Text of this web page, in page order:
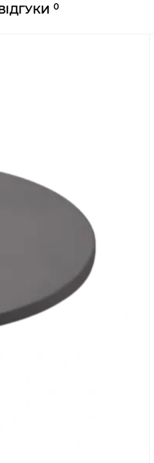
0